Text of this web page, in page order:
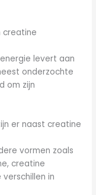
creatine
levert aan
onderzochte
om zijn
er naast creatine
vormen zoals
creatine
in